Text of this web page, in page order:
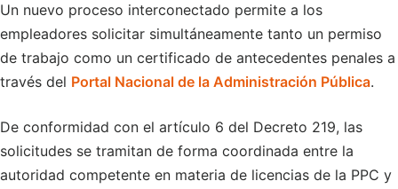
Un nuevo proceso interconectado permite a los
empleadores solicitar simultáneamente tanto un permiso
de trabajo como un certificado de antecedentes penales a
través del Portal Nacional de la Administración Pública.
De conformidad con el artículo 6 del Decreto 219, las
solicitudes se tramitan de forma coordinada entre la
autoridad competente en materia de licencias de la PPC y